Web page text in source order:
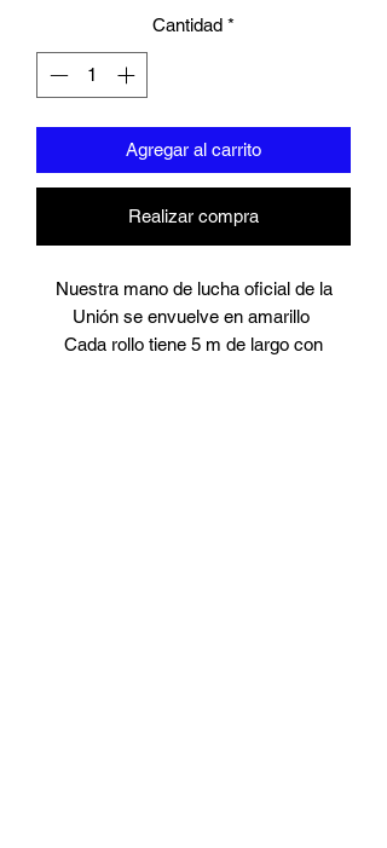
Cantidad *
Agregar al carrito
Realizar compra
Nuestra mano de lucha oficial de la
Unión se envuelve en amarillo
Cada rollo tiene 5 m de largo con